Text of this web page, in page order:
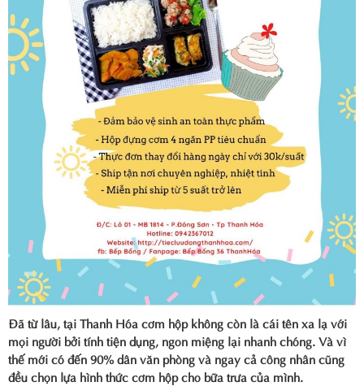
Đã từ lâu, tại Thanh Hóa cơm hộp không còn là cái tên xa lạ với
mọi người bởi tính tiện dụng, ngon miệng lại nhanh chóng. Và vì
thế mới có đến 90% dân văn phòng và ngay cả công nhân cũng
đều chọn lựa hình thức cơm hộp cho bữa trưa của mình.